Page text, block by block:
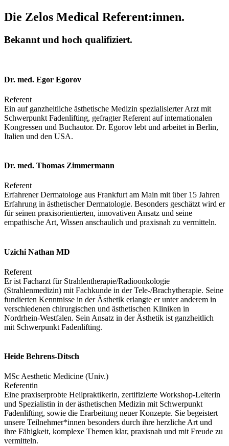
Die Zelos Medical Referent:innen.
Bekannt und hoch qualifiziert.
Dr. med. Egor Egorov
Referent
Ein auf ganzheitliche ästhetische Medizin spezialisierter Arzt mit
Schwerpunkt Fadenlifting, gefragter Referent auf internationalen
Kongressen und Buchautor. Dr. Egorov lebt und arbeitet in Berlin,
Italien und den USA.
Dr. med. Thomas Zimmermann
Referent
Erfahrener Dermatologe aus Frankfurt am Main mit über 15 Jahren
Erfahrung in ästhetischer Dermatologie. Besonders geschätzt wird er
für seinen praxisorientierten, innovativen Ansatz und seine
empathische Art, Wissen anschaulich und praxisnah zu vermitteln.
Uzichi Nathan MD
Referent
Er ist Facharzt für Strahlentherapie/Radioonkologie
(Strahlenmedizin) mit Fachkunde in der Tele-/Brachytherapie. Seine
fundierten Kenntnisse in der Ästhetik erlangte er unter anderem in
verschiedenen chirurgischen und ästhetischen Kliniken in
Nordrhein-Westfalen. Sein Ansatz in der Ästhetik ist ganzheitlich
mit Schwerpunkt Fadenlifting.
Heide Behrens-Ditsch
MSc Aesthetic Medicine (Univ.)
Referentin
Eine praxiserprobte Heilpraktikerin, zertifizierte Workshop-Leiterin
und Spezialistin in der ästhetischen Medizin mit Schwerpunkt
Fadenlifting, sowie die Erarbeitung neuer Konzepte. Sie begeistert
unsere Teilnehmer*innen besonders durch ihre herzliche Art und
ihre Fähigkeit, komplexe Themen klar, praxisnah und mit Freude zu
vermitteln.